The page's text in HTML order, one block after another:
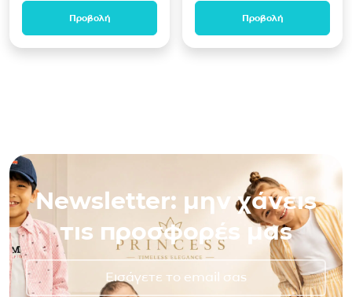
Προβολή Προβολή
Newsletter: μην χάνεις
τις προσφορές μας